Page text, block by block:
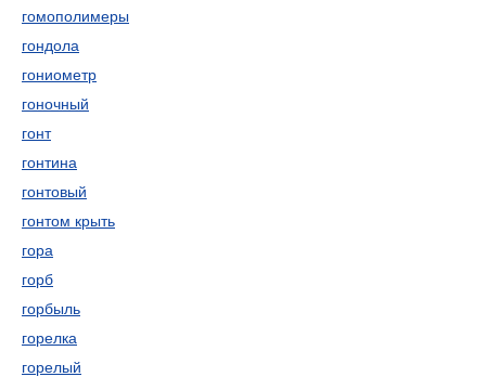
гомополимеры
гондола
гониометр
гоночный
гонт
гонтина
гонтовый
гонтом крыть
гора
горб
горбыль
горелка
горелый